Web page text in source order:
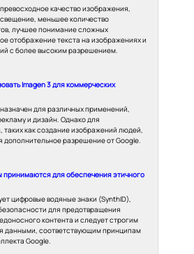
качество изображения,
меньшее количество
лучшее понимание сложных
отображение текста на изображениях и
с более высоким разрешением.
Imagen 3 для коммерческих
для различных применений,
и дизайн. Однако для
как создание изображений людей,
дополнительное разрешение от Google.
принимаются для обеспечения этичного
цифровые водяные знаки (SynthID),
для предотвращения
контента и следует строгим
данными, соответствующим принципам
Google.